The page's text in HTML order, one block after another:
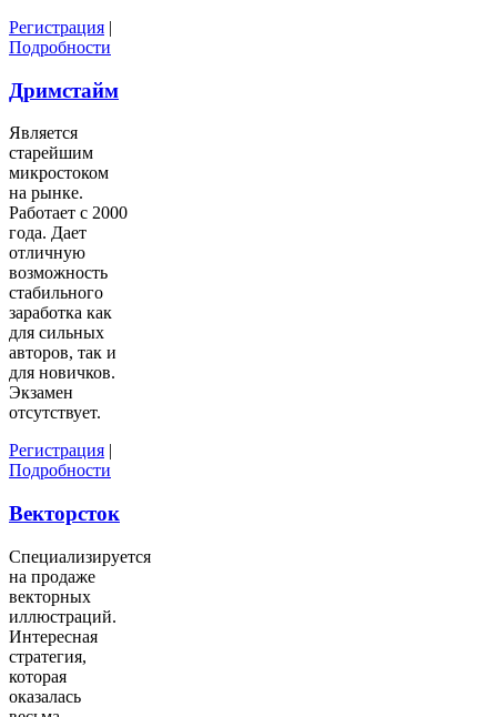
Регистрация |
Подробности
Дримстайм
Является
старейшим
микростоком
на рынке.
Работает с 2000
года. Дает
отличную
возможность
стабильного
заработка как
для сильных
авторов, так и
для новичков.
Экзамен
отсутствует.
Регистрация |
Подробности
Векторсток
Специализируется
на продаже
векторных
иллюстраций.
Интересная
стратегия,
которая
оказалась